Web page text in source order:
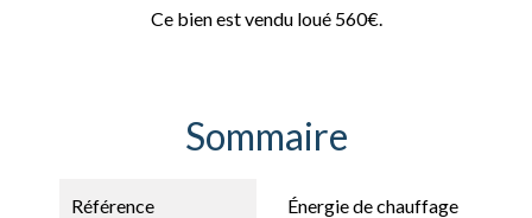
Ce bien est vendu loué 560€.
Sommaire
Référence
Énergie de chauffage